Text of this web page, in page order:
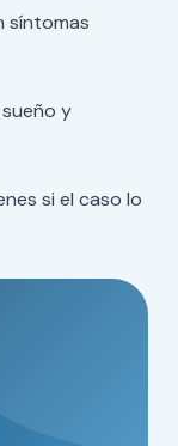
síntomas
y
si el caso lo